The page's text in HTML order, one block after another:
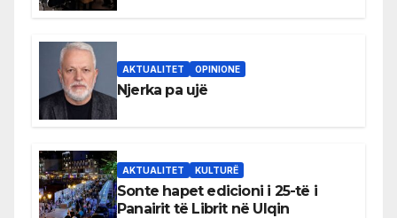
AKTUALITET OPINIONE
Njerka pa ujë
AKTUALITET KULTURË
Sonte hapet edicioni i 25-të i
Panairit të Librit në Ulqin